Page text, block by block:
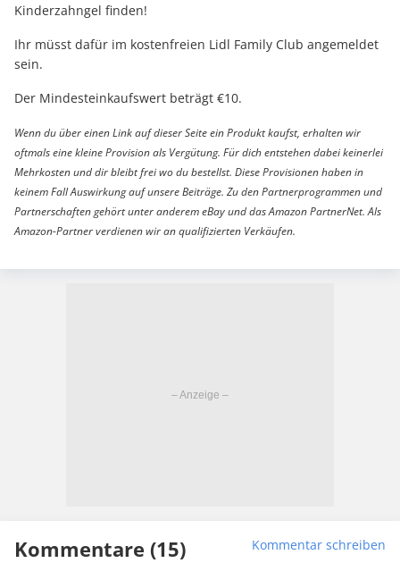
Kinderzahngel finden!
Ihr müsst dafür im kostenfreien Lidl Family Club angemeldet
sein.
Der Mindesteinkaufswert beträgt €10.
Wenn du über einen Link auf dieser Seite ein Produkt kaufst, erhalten wir
oftmals eine kleine Provision als Vergütung. Für dich entstehen dabei keinerlei
Mehrkosten und dir bleibt frei wo du bestellst. Diese Provisionen haben in
keinem Fall Auswirkung auf unsere Beiträge. Zu den Partnerprogrammen und
Partnerschaften gehört unter anderem eBay und das Amazon PartnerNet. Als
Amazon-Partner verdienen wir an qualifizierten Verkäufen.
Kommentare (15) Kommentar schreiben